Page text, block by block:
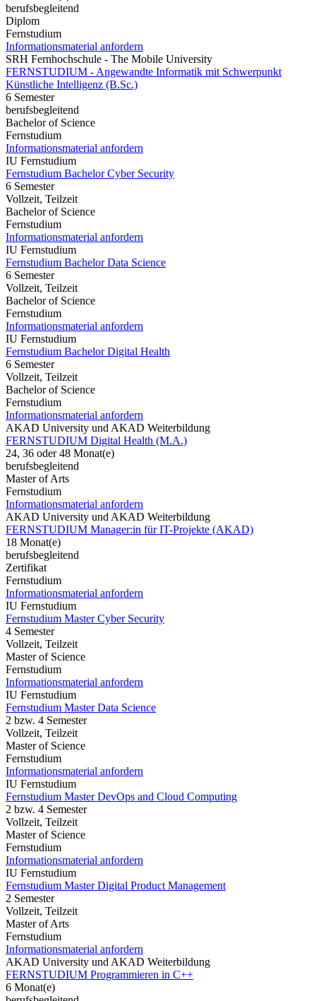
berufsbegleitend
Diplom
Fernstudium
Informationsmaterial anfordern
SRH Fernhochschule - The Mobile University
FERNSTUDIUM - Angewandte Informatik mit Schwerpunkt
Künstliche Intelligenz (B.Sc.)
6 Semester
berufsbegleitend
Bachelor of Science
Fernstudium
Informationsmaterial anfordern
IU Fernstudium
Fernstudium Bachelor Cyber Security
6 Semester
Vollzeit, Teilzeit
Bachelor of Science
Fernstudium
Informationsmaterial anfordern
IU Fernstudium
Fernstudium Bachelor Data Science
6 Semester
Vollzeit, Teilzeit
Bachelor of Science
Fernstudium
Informationsmaterial anfordern
IU Fernstudium
Fernstudium Bachelor Digital Health
6 Semester
Vollzeit, Teilzeit
Bachelor of Science
Fernstudium
Informationsmaterial anfordern
AKAD University und AKAD Weiterbildung
FERNSTUDIUM Digital Health (M.A.)
24, 36 oder 48 Monat(e)
berufsbegleitend
Master of Arts
Fernstudium
Informationsmaterial anfordern
AKAD University und AKAD Weiterbildung
FERNSTUDIUM Manager:in für IT-Projekte (AKAD)
18 Monat(e)
berufsbegleitend
Zertifikat
Fernstudium
Informationsmaterial anfordern
IU Fernstudium
Fernstudium Master Cyber Security
4 Semester
Vollzeit, Teilzeit
Master of Science
Fernstudium
Informationsmaterial anfordern
IU Fernstudium
Fernstudium Master Data Science
2 bzw. 4 Semester
Vollzeit, Teilzeit
Master of Science
Fernstudium
Informationsmaterial anfordern
IU Fernstudium
Fernstudium Master DevOps and Cloud Computing
2 bzw. 4 Semester
Vollzeit, Teilzeit
Master of Science
Fernstudium
Informationsmaterial anfordern
IU Fernstudium
Fernstudium Master Digital Product Management
2 Semester
Vollzeit, Teilzeit
Master of Arts
Fernstudium
Informationsmaterial anfordern
AKAD University und AKAD Weiterbildung
FERNSTUDIUM Programmieren in C++
6 Monat(e)